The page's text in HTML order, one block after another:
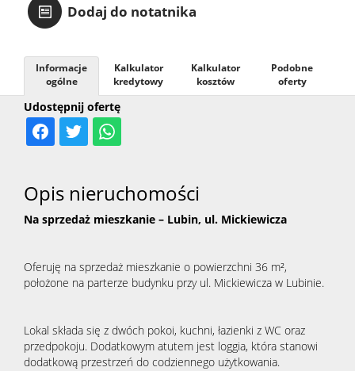
kosztów
Dodaj do notatnika
Udostępnij ofertę
Informacje
ogólne
Kalkulator
kredytowy
Kalkulator
kosztów
Podobne
oferty
Opis nieruchomości
Na sprzedaż mieszkanie – Lubin, ul. Mickiewicza
Oferuję na sprzedaż mieszkanie o powierzchni 36 m²,
położone na parterze budynku przy ul. Mickiewicza w Lubinie.
Lokal składa się z dwóch pokoi, kuchni, łazienki z WC oraz
przedpokoju. Dodatkowym atutem jest loggia, która stanowi
dodatkową przestrzeń do codziennego użytkowania.